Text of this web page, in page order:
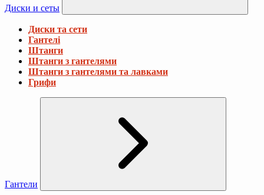
Диски и сеты
Диски та сети
Гантелі
Штанги
Штанги з гантелями
Штанги з гантелями та лавками
Грифи
Гантели